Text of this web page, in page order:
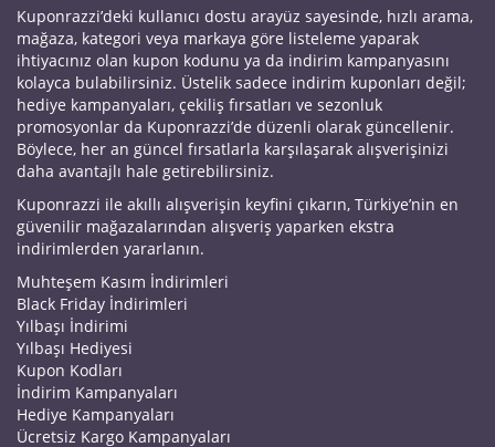
Kuponrazzi’deki kullanıcı dostu arayüz sayesinde, hızlı arama,
mağaza, kategori veya markaya göre listeleme yaparak
ihtiyacınız olan kupon kodunu ya da indirim kampanyasını
kolayca bulabilirsiniz. Üstelik sadece indirim kuponları değil;
hediye kampanyaları, çekiliş fırsatları ve sezonluk
promosyonlar da Kuponrazzi’de düzenli olarak güncellenir.
Böylece, her an güncel fırsatlarla karşılaşarak alışverişinizi
daha avantajlı hale getirebilirsiniz.
Kuponrazzi ile akıllı alışverişin keyfini çıkarın, Türkiye’nin en
güvenilir mağazalarından alışveriş yaparken ekstra
indirimlerden yararlanın.
Muhteşem Kasım İndirimleri
Black Friday İndirimleri
Yılbaşı İndirimi
Yılbaşı Hediyesi
Kupon Kodları
İndirim Kampanyaları
Hediye Kampanyaları
Ücretsiz Kargo Kampanyaları